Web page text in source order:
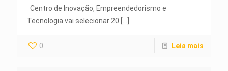
Centro de Inovação, Empreendedorismo e
Tecnologia vai selecionar 20
0 Leia mais